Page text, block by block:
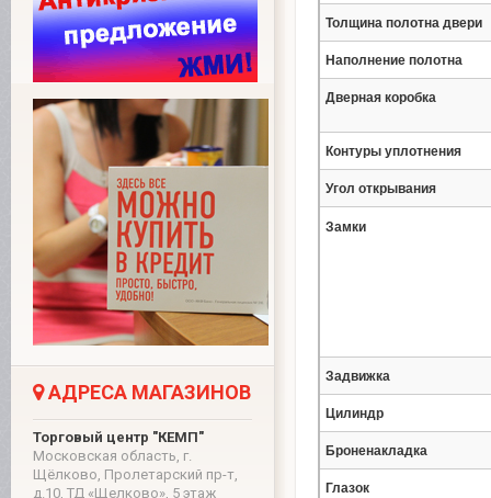
АДРЕСА МАГАЗИНОВ
Торговый центр "КЕМП"
Московская область, г.
Щёлково, Пролетарский пр-т,
д.10, ТД «Щелково», 5 этаж
Толщина полотна двери
Наполнение полотна
Дверная коробка
Контуры уплотнения
Угол открывания
Замки
Задвижка
Цилиндр
Броненакладка
Глазок